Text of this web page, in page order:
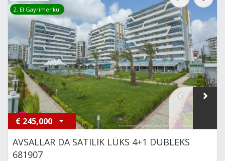
2. El Gayrimenkul
€ 245,000
AVSALLAR DA SATILIK LÜKS 4+1 DUBLEKS
681907